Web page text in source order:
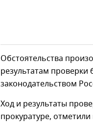
Обстоятельства
результатам проверки
законодательством
Ход и результаты
прокуратуре,